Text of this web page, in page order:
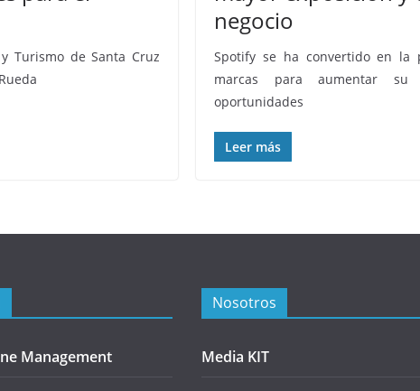
Turismo de Santa Cruz
negocio
Spotify se ha convertido en la
marcas para aumentar su
oportunidades
Leer más
Management
Nosotros
Media KIT